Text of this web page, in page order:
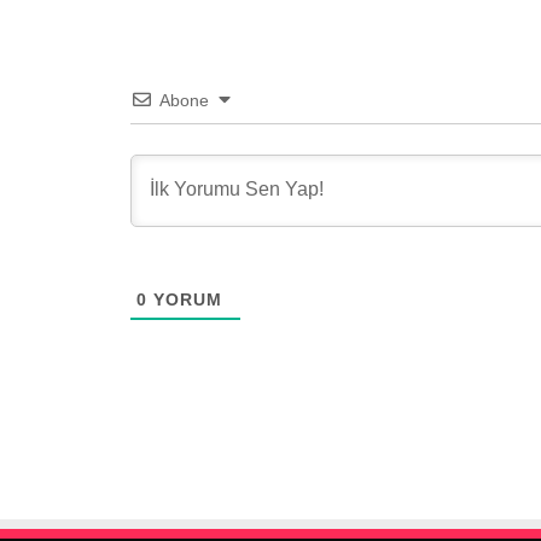
Abone
0 YORUM